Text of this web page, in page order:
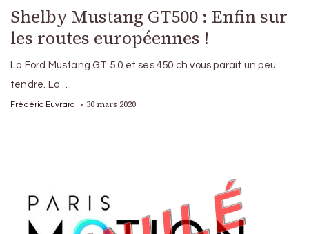
Shelby Mustang GT500 : Enfin sur
les routes européennes !
La Ford Mustang GT 5.0 et ses 450 ch vous parait un peu
tendre. La …
Frédéric Euvrard 30 mars 2020